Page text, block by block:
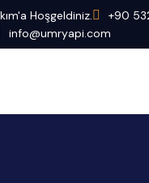
Hoşgeldiniz.
+90
info@umryapi.com